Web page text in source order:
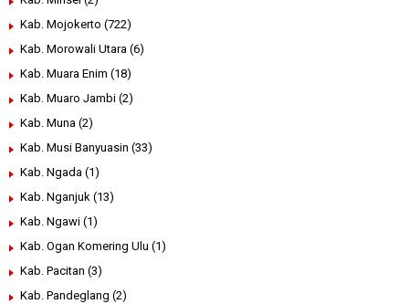
Kab. Mojokerto (722)
Kab. Morowali Utara (6)
Kab. Muara Enim (18)
Kab. Muaro Jambi (2)
Kab. Muna (2)
Kab. Musi Banyuasin (33)
Kab. Ngada (1)
Kab. Nganjuk (13)
Kab. Ngawi (1)
Kab. Ogan Komering Ulu (1)
Kab. Pacitan (3)
Kab. Pandeglang (2)